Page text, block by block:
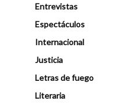
Entrevistas
Espectáculos
Internacional
Justicia
Letras de fuego
Literaria